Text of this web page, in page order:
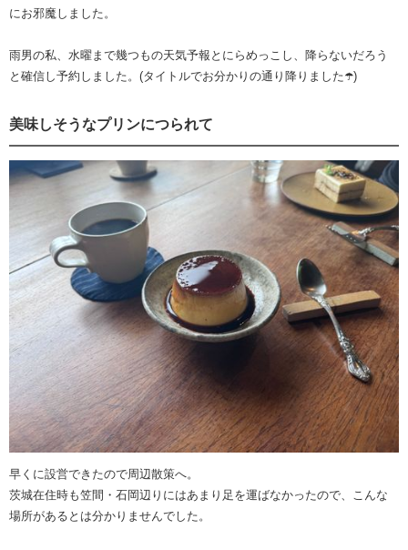
にお邪魔しました。
雨男の私、水曜まで幾つもの天気予報とにらめっこし、降らないだろう
と確信し予約しました。(タイトルでお分かりの通り降りました☂️)
美味しそうなプリンにつられて
早くに設営できたので周辺散策へ。
茨城在住時も笠間・石岡辺りにはあまり足を運ばなかったので、こんな
場所があるとは分かりませんでした。